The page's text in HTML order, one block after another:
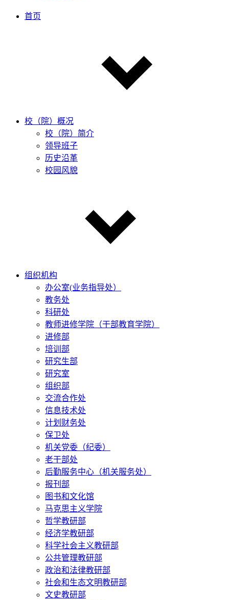
首页
校（院）概况
校（院）简介
领导班子
历史沿革
校园风貌
组织机构
办公室(业务指导处）
教务处
科研处
教师进修学院（干部教育学院）
进修部
培训部
研究生部
研究室
组织部
交流合作处
信息技术处
计划财务处
保卫处
机关党委（纪委）
老干部处
后勤服务中心（机关服务处）
报刊部
图书和文化馆
马克思主义学院
哲学教研部
经济学教研部
科学社会主义教研部
公共管理教研部
政治和法律教研部
社会和生态文明教研部
文史教研部